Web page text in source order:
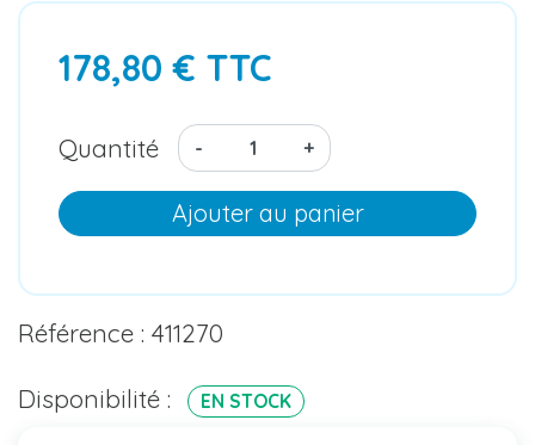
178,80 € TTC
Quantité - +
Ajouter au panier
Référence : 411270
Disponibilité : EN STOCK